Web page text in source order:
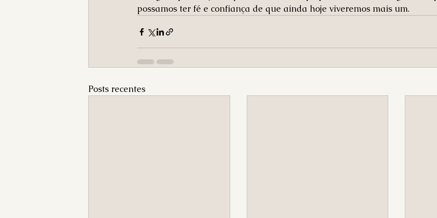
possamos ter fé e confiança de que ainda hoje viveremos mais um.
Posts recentes